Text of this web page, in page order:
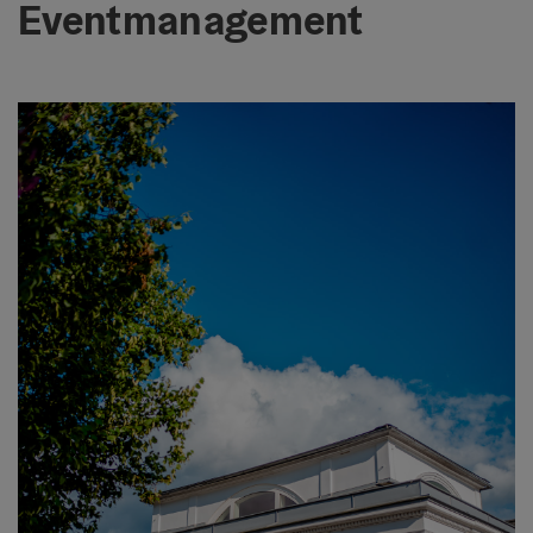
Eventmanagement